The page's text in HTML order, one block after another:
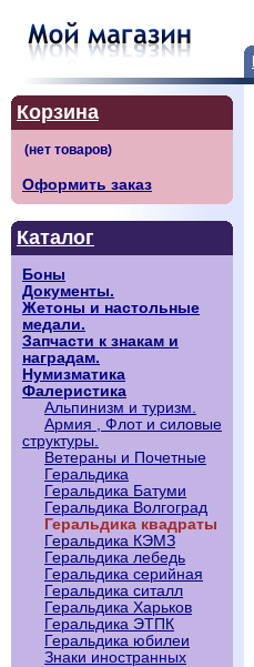
Корзина
Оформить заказ
Каталог
Боны
Документы.
Жетоны и настольные
медали.
Запчасти к знакам и
наградам.
Нумизматика
Фалеристика
Альпинизм и туризм.
Армия , Флот и силовые
структуры.
Ветераны и Почетные
Геральдика
Геральдика Батуми
Геральдика Волгоград
Геральдика квадраты
Геральдика КЭМЗ
Геральдика лебедь
Геральдика серийная
Геральдика ситалл
Геральдика Харьков
Геральдика ЭТПК
Геральдика юбилеи
Знаки иностранных